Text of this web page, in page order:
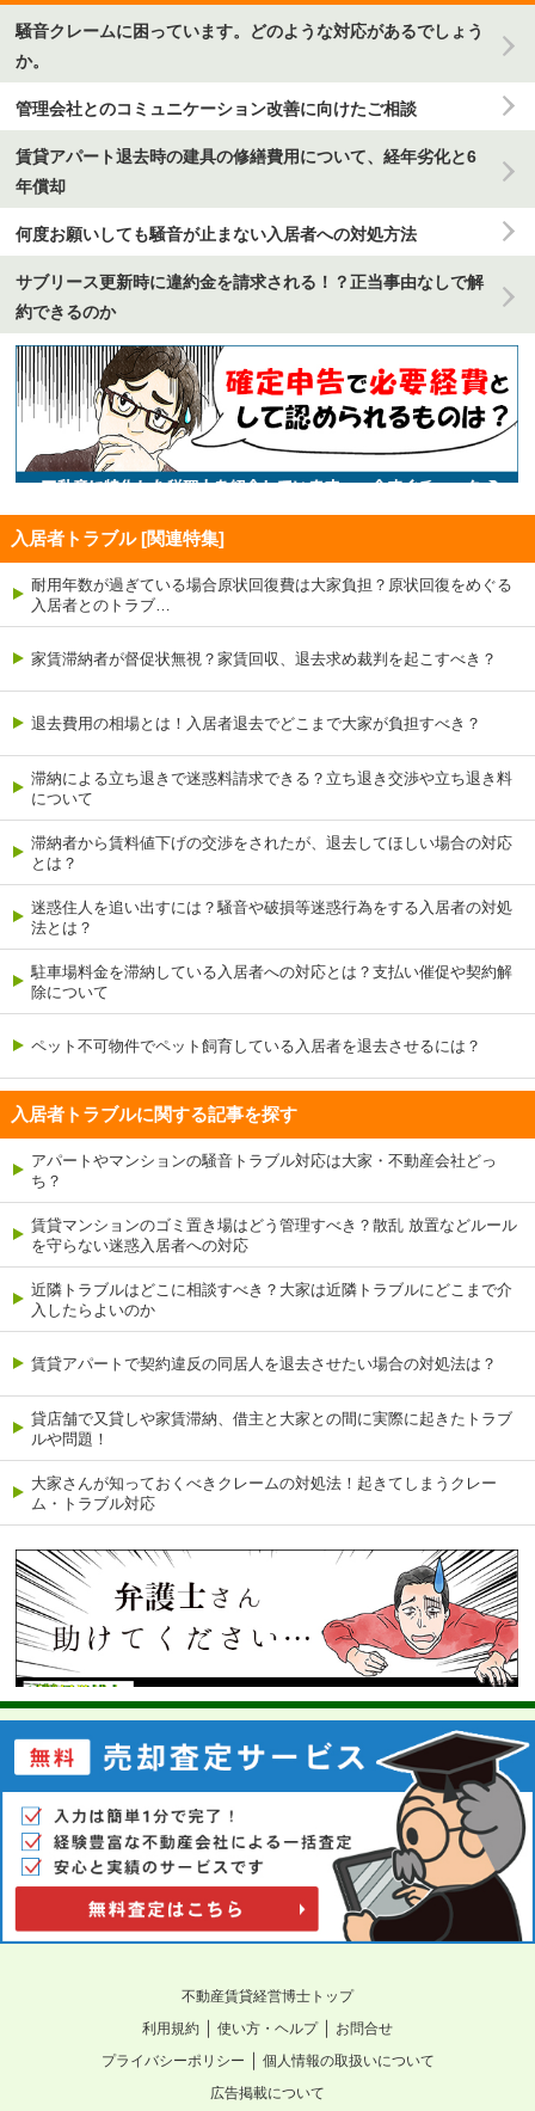
騒音クレームに困っています。どのような対応があるでしょう
か。
管理会社とのコミュニケーション改善に向けたご相談
賃貸アパート退去時の建具の修繕費用について、経年劣化と6
年償却
何度お願いしても騒音が止まない入居者への対処方法
サブリース更新時に違約金を請求される！？正当事由なしで解
約できるのか
入居者トラブル [関連特集]
耐用年数が過ぎている場合原状回復費は大家負担？原状回復をめぐる
入居者とのトラブ…
家賃滞納者が督促状無視？家賃回収、退去求め裁判を起こすべき？
退去費用の相場とは！入居者退去でどこまで大家が負担すべき？
滞納による立ち退きで迷惑料請求できる？立ち退き交渉や立ち退き料
について
滞納者から賃料値下げの交渉をされたが、退去してほしい場合の対応
とは？
迷惑住人を追い出すには？騒音や破損等迷惑行為をする入居者の対処
法とは？
駐車場料金を滞納している入居者への対応とは？支払い催促や契約解
除について
ペット不可物件でペット飼育している入居者を退去させるには？
入居者トラブルに関する記事を探す
アパートやマンションの騒音トラブル対応は大家・不動産会社どっ
ち？
賃貸マンションのゴミ置き場はどう管理すべき？散乱 放置などルール
を守らない迷惑入居者への対応
近隣トラブルはどこに相談すべき？大家は近隣トラブルにどこまで介
入したらよいのか
賃貸アパートで契約違反の同居人を退去させたい場合の対処法は？
貸店舗で又貸しや家賃滞納、借主と大家との間に実際に起きたトラブ
ルや問題！
大家さんが知っておくべきクレームの対処法！起きてしまうクレー
ム・トラブル対応
不動産賃貸経営博士トップ
利用規約 ｜ 使い方・ヘルプ｜ お問合せ
プライバシーポリシー ｜ 個人情報の取扱いについて
広告掲載について